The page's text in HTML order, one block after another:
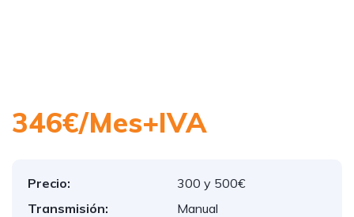
346€/Mes+IVA
Precio:
300 y 500€
Transmisión:
Manual